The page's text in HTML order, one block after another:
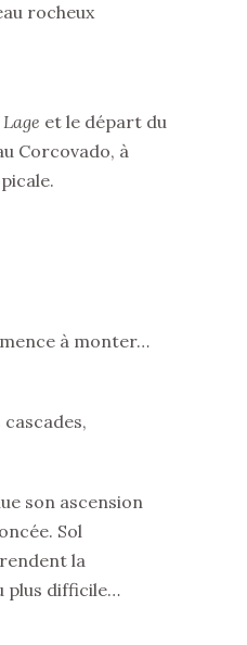
rocheux
et le départ du
Corcovado, à
à monter…
son ascension
Sol
la
plus difficile…